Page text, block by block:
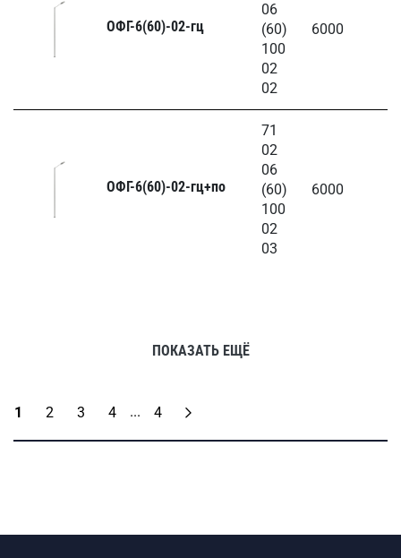
ОФГ-6(60)-02-гц
06
(60)
100
02
02
6000
ОФГ-6(60)-02-гц+по
71
02
06
(60)
100
02
03
6000
ПОКАЗАТЬ ЕЩЁ
1 2 3 4 ... 4